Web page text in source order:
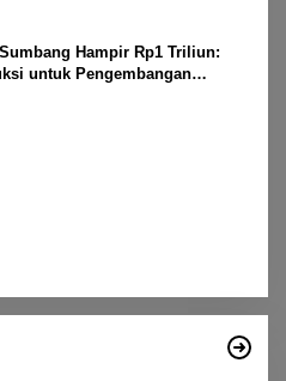
Hampir Rp1 Triliun:
untuk Pengembangan